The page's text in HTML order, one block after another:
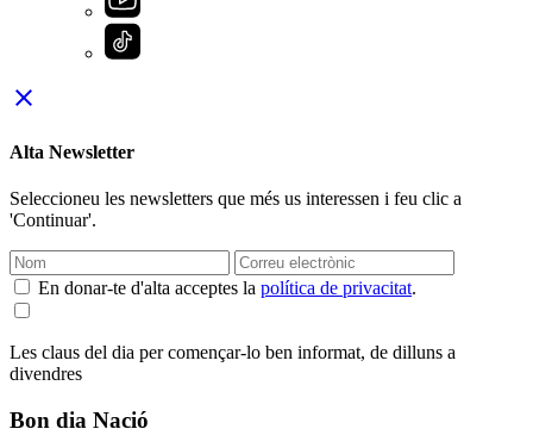
close
Alta Newsletter
Seleccioneu les newsletters que més us interessen i feu clic a
'Continuar'.
En donar-te d'alta acceptes la política de privacitat.
Les claus del dia per començar-lo ben informat, de dilluns a
divendres
Bon dia Nació